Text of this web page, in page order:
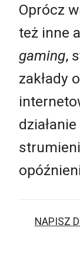
Oprócz
też inne
gaming,
zakłady
NAPISZ